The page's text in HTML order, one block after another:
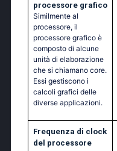
processore grafico
Similmente al
processore, il
processore grafico è
composto di alcune
unità di elaborazione
che si chiamano core.
Essi gestiscono i
calcoli grafici delle
diverse applicazioni.
Frequenza di clock
del processore